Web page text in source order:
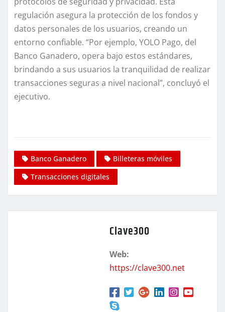
regulación asegura la protección de los fondos y
datos personales de los usuarios, creando un
entorno confiable. “Por ejemplo, YOLO Pago, del
Banco Ganadero, opera bajo estos estándares,
brindando a sus usuarios la tranquilidad de realizar
transacciones seguras a nivel nacional”, concluyó el
ejecutivo.
Banco Ganadero
Billeteras móviles
Transacciones digitales
Clave300
Web:
https://clave300.net